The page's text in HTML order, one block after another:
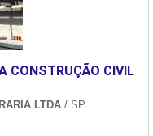
CONSTRUÇÃO CIVIL
LTDA / SP